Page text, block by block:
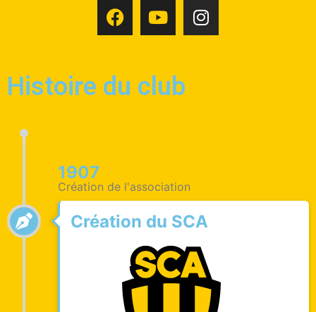
Histoire du club
1907
Création de l'association
Création du SCA